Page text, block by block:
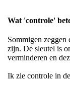
Wat 'controle'
Sommigen
zijn. De sleutel is
verminderen en
Ik zie controle in